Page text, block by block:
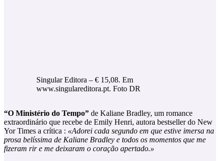
Singular Editora – € 15,08. Em
www.singulareditora.pt. Foto DR
“O Ministério do Tempo” de Kaliane Bradley, um romance
extraordinário que recebe de Emily Henri, autora bestseller do New
Yor Times a crítica : «Adorei cada segundo em que estive imersa na
prosa belíssima de Kaliane Bradley e todos os momentos que me
fizeram rir e me deixaram o coração apertado.»